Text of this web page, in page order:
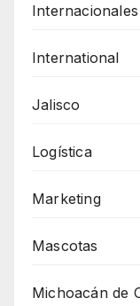
Internacionales
International
Jalisco
Logística
Marketing
Mascotas
Michoacán de